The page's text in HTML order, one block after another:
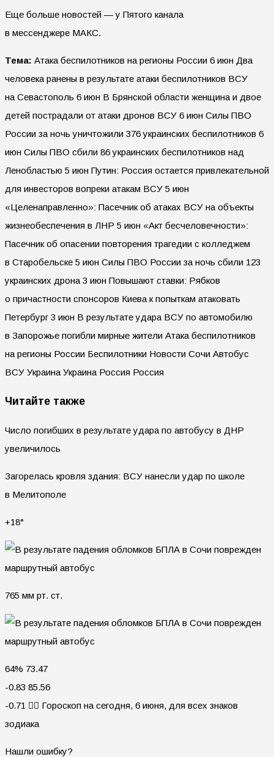
Еще больше новостей — у Пятого канала
в мессенджере МАКС.
Тема: Атака беспилотников на регионы России 6 июн Два
человека ранены в результате атаки беспилотников ВСУ
на Севастополь 6 июн В Брянской области женщина и двое
детей пострадали от атаки дронов ВСУ 6 июн Силы ПВО
России за ночь уничтожили 376 украинских беспилотников 6
июн Силы ПВО сбили 86 украинских беспилотников над
Ленобластью 5 июн Путин: Россия остается привлекательной
для инвесторов вопреки атакам ВСУ 5 июн
«Целенаправленно»: Пасечник об атаках ВСУ на объекты
жизнеобеспечения в ЛНР 5 июн «Акт бесчеловечности»:
Пасечник об опасении повторения трагедии с колледжем
в Старобельске 5 июн Силы ПВО России за ночь сбили 123
украинских дрона 3 июн Повышают ставки: Рябков
о причастности спонсоров Киева к попыткам атаковать
Петербург 3 июн В результате удара ВСУ по автомобилю
в Запорожье погибли мирные жители Атака беспилотников
на регионы России Беспилотники Новости Сочи Автобус
ВСУ Украина Украина Россия Россия
Читайте также
Число погибших в результате удара по автобусу в ДНР
увеличилось
Загорелась кровля здания: ВСУ нанесли удар по школе
в Мелитополе
+18°
765 мм рт. ст.
64% 73.47
-0.83 85.56
-0.71 🧙‍♀ Гороскоп на сегодня, 6 июня, для всех знаков
зодиака
Нашли ошибку?